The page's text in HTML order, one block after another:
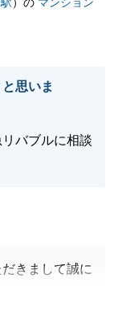
思いま
バブルに相談
きまして誠に